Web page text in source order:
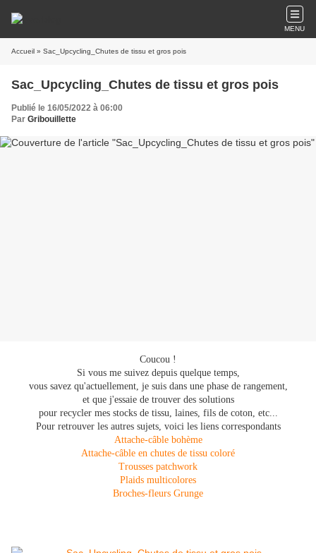
MENU
Accueil » Sac_Upcycling_Chutes de tissu et gros pois
Sac_Upcycling_Chutes de tissu et gros pois
Publié le 16/05/2022 à 06:00
Par Gribouillette
Coucou !
Si vous me suivez depuis quelque temps,
vous savez qu'actuellement, je suis dans une phase de rangement,
et que j'essaie de trouver des solutions
pour recycler mes stocks de tissu, laines, fils de coton, etc...
Pour retrouver les autres sujets, voici les liens correspondants
Attache-câble bohème
Attache-câble en chutes de tissu coloré
Trousses patchwork
Plaids multicolores
Broches-fleurs Grunge